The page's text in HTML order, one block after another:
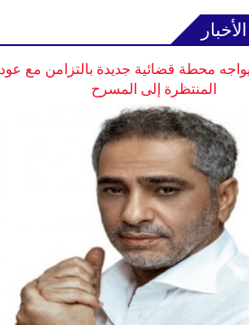
محطة قضائية جديدة بالتزامن مع
المنتظرة إلى المسرح